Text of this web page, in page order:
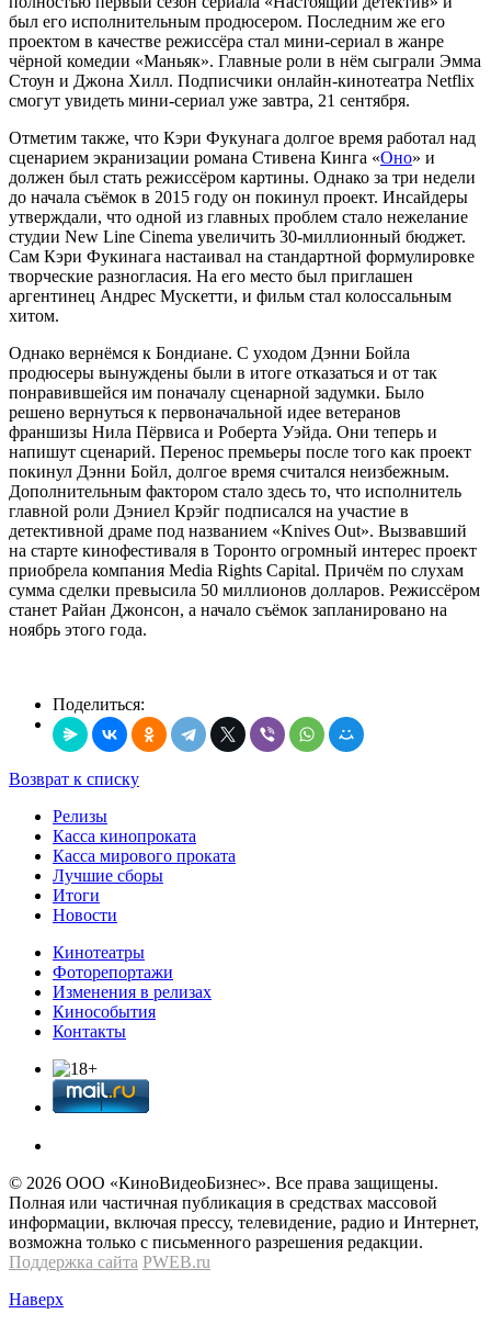
был его исполнительным продюсером. Последним же его
проектом в качестве режиссёра стал мини-сериал в жанре
чёрной комедии «Маньяк». Главные роли в нём сыграли Эмма
Стоун и Джона Хилл. Подписчики онлайн-кинотеатра Netflix
смогут увидеть мини-сериал уже завтра, 21 сентября.
Отметим также, что Кэри Фукунага долгое время работал над
сценарием экранизации романа Стивена Кинга «Оно» и
должен был стать режиссёром картины. Однако за три недели
до начала съёмок в 2015 году он покинул проект. Инсайдеры
утверждали, что одной из главных проблем стало нежелание
студии New Line Cinema увеличить 30-миллионный бюджет.
Сам Кэри Фукинага настаивал на стандартной формулировке
творческие разногласия. На его место был приглашен
аргентинец Андрес Мускетти, и фильм стал колоссальным
хитом.
Однако вернёмся к Бондиане. С уходом Дэнни Бойла
продюсеры вынуждены были в итоге отказаться и от так
понравившейся им поначалу сценарной задумки. Было
решено вернуться к первоначальной идее ветеранов
франшизы Нила Пёрвиса и Роберта Уэйда. Они теперь и
напишут сценарий. Перенос премьеры после того как проект
покинул Дэнни Бойл, долгое время считался неизбежным.
Дополнительным фактором стало здесь то, что исполнитель
главной роли Дэниел Крэйг подписался на участие в
детективной драме под названием «Knives Out». Вызвавший
на старте кинофестиваля в Торонто огромный интерес проект
приобрела компания Media Rights Capital. Причём по слухам
сумма сделки превысила 50 миллионов долларов. Режиссёром
станет Райан Джонсон, а начало съёмок запланировано на
ноябрь этого года.
Поделиться:
Возврат к списку
Релизы
Касса кинопроката
Касса мирового проката
Лучшие сборы
Итоги
Новости
Кинотеатры
Фоторепортажи
Изменения в релизах
Кинособытия
Контакты
© 2026 OOО «КиноВидеоБизнес». Все права защищены.
Полная или частичная публикация в средствах массовой
информации, включая прессу, телевидение, радио и Интернет,
возможна только с письменного разрешения редакции.
Поддержка сайта PWEB.ru
Наверх